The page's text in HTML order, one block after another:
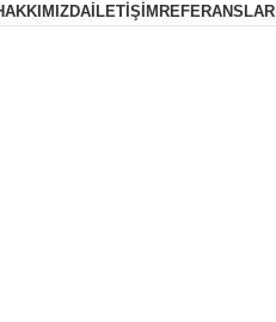
İLETIŞIMREFERANSLAR